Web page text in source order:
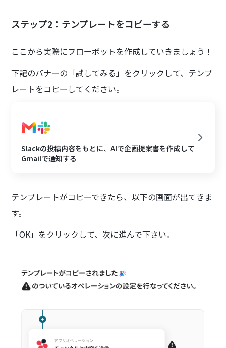
ステップ2：テンプレートをコピーする
ここから実際にフローボットを作成していきましょう！
下記のバナーの「試してみる」をクリックして、テンプ
レートをコピーしてください。
Slackの投稿内容をもとに、AIで企画提案書を作成して
Gmailで通知する
テンプレートがコピーできたら、以下の画面が出てきま
す。
「OK」をクリックして、次に進んで下さい。